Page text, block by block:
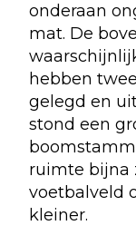
onderaan
mat. De
hebben
gelegd en
stond een
ruimte bijna
voetbalveld
kleiner.